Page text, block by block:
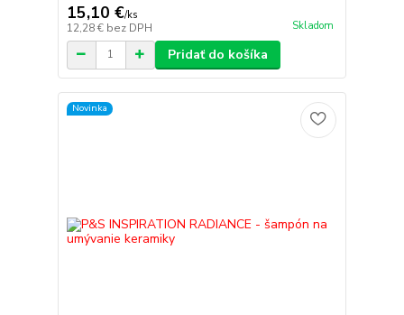
15,10 €/ks
12,28 € bez DPH Skladom
Pridať do košíka
Novinka